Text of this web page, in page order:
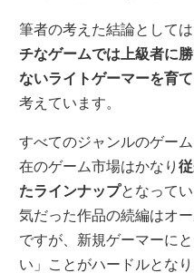
筆者の考えた結論として
チなゲームでは上級者に
ないライトゲーマーを育
考えています。
すべてのジャンルのゲー
在のゲーム市場はかなり
たラインナップとなって
気だった作品の続編はオ
ですが、新規ゲーマーに
い」ことがハードルとな